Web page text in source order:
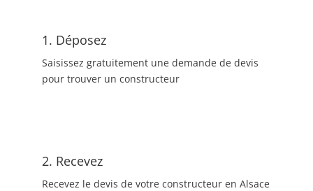
1. Déposez
Saisissez gratuitement une demande de devis
pour trouver un constructeur
2. Recevez
Recevez le devis de votre constructeur en Alsace